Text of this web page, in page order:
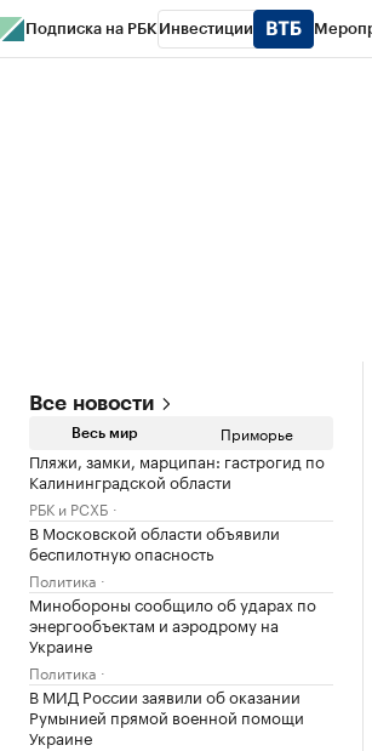
Подписка на РБК Инвестиции
Все новости
Весь мир Приморье
Пляжи, замки, марципан: гастрогид по
Калининградской области
РБК и РСХБ
В Московской области объявили
беспилотную опасность
Политика
Минобороны сообщило об ударах по
энергообъектам и аэродрому на
Украине
Политика
В МИД России заявили об оказании
Румынией прямой военной помощи
Украине